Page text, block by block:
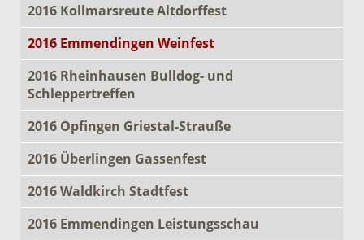
2016 Kollmarsreute Altdorffest
2016 Emmendingen Weinfest
2016 Rheinhausen Bulldog- und
Schleppertreffen
2016 Opfingen Griestal-Strauße
2016 Überlingen Gassenfest
2016 Waldkirch Stadtfest
2016 Emmendingen Leistungsschau